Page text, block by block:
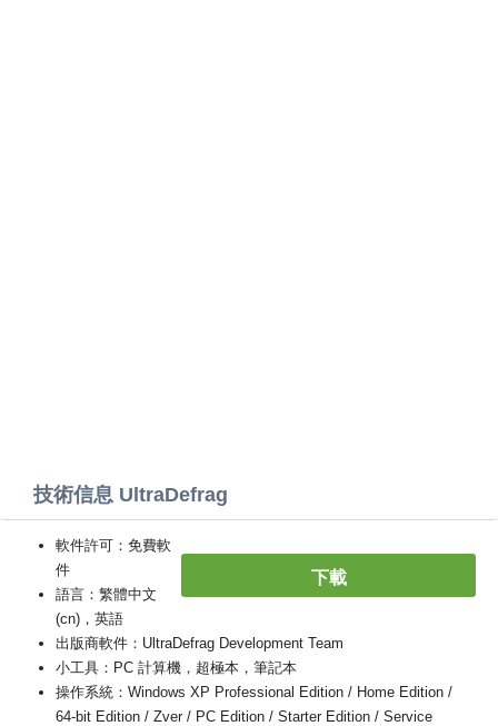
技術信息 UltraDefrag
下載
軟件許可：免費軟
件
語言：繁體中文
(cn)，英語
出版商軟件：UltraDefrag Development Team
小工具：PC 計算機，超極本，筆記本
操作系統：Windows XP Professional Edition / Home Edition /
64-bit Edition / Zver / PC Edition / Starter Edition / Service